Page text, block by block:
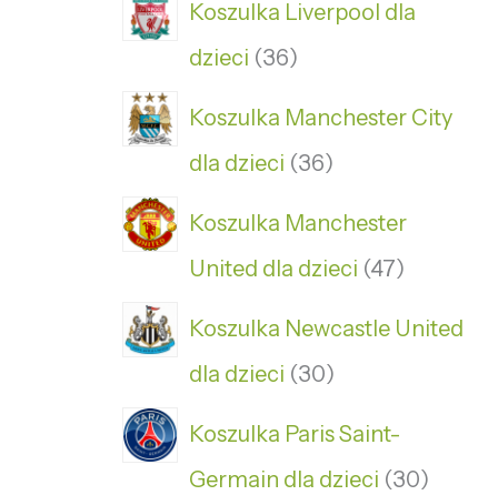
Koszulka Liverpool dla
dzieci 36
Koszulka Manchester City
dla dzieci 36
Koszulka Manchester
United dla dzieci 47
Koszulka Newcastle United
dla dzieci 30
Koszulka Paris Saint-
Germain dla dzieci 30